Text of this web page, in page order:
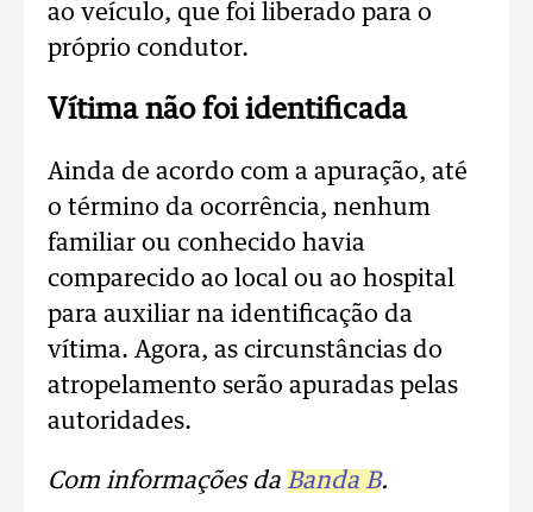
ao veículo, que foi liberado para o
próprio condutor.
Vítima não foi identificada
Ainda de acordo com a apuração, até
o término da ocorrência, nenhum
familiar ou conhecido havia
comparecido ao local ou ao hospital
para auxiliar na identificação da
vítima. Agora, as circunstâncias do
atropelamento serão apuradas pelas
autoridades.
Com informações da Banda B.